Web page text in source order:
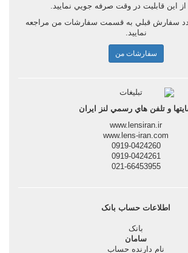
از اين قابليت در وقت صرفه جويي نماييد.
سفارش قبلي به قسمت سفارشات من مراجعه
نماييد.
سفارشات من
و تلفن هاي رسمي لنز ايران
www.lensiran.ir
www.lens-iran.com
0919-0424260
0919-0424261
021-66453955
اطلاعات حساب بانک
بانک
سامان
نام دارنده حساب